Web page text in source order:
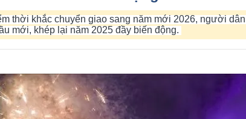
thời khắc chuyển giao sang năm mới 2026, người
mới, khép lại năm 2025 đầy biến động.